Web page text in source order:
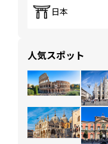
日本
人気スポット